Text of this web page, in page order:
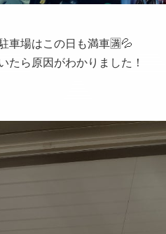
車場はこの日も満車🈵💦
たら原因がわかりました！